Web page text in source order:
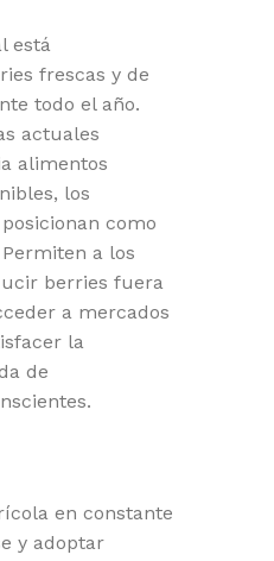
está
frescas y de
todo el año.
actuales
alimentos
los
como
a los
berries fuera
a mercados
la
de
en constante
y adoptar